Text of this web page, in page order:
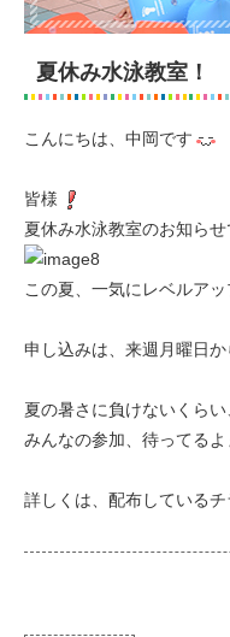
夏休み水泳教室！
こんにちは、中岡です
皆様
夏休み水泳教室のお知ら
この夏、一気にレベルアッ
申し込みは、来週月曜日か
夏の暑さに負けないくら
みんなの参加、待ってるよ
詳しくは、配布している